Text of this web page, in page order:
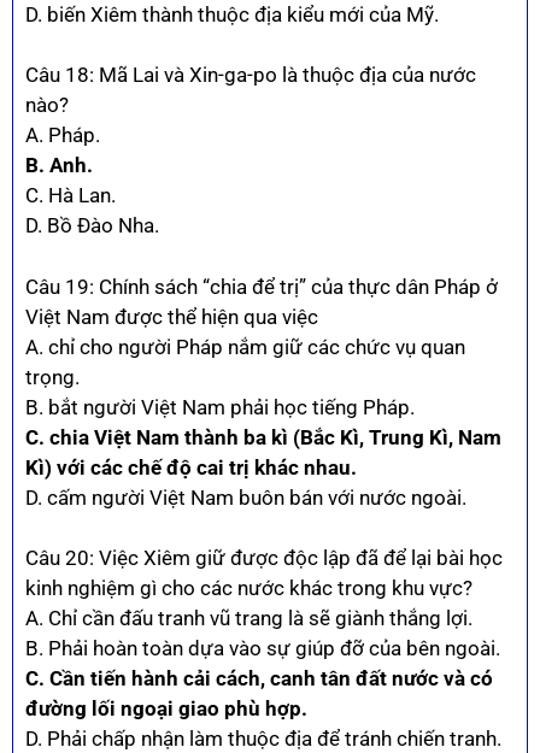
D. biến Xiêm thành thuộc địa kiểu mới của Mỹ.
Câu 18: Mã Lai và Xin-ga-po là thuộc địa của nước
nào?
A. Pháp.
B. Anh.
C. Hà Lan.
D. Bồ Đào Nha.
Câu 19: Chính sách “chia để trị” của thực dân Pháp ở
Việt Nam được thể hiện qua việc
A. chỉ cho người Pháp nắm giữ các chức vụ quan
trọng.
B. bắt người Việt Nam phải học tiếng Pháp.
C. chia Việt Nam thành ba kì (Bắc Kì, Trung Kì, Nam
Kì) với các chế độ cai trị khác nhau.
D. cấm người Việt Nam buôn bán với nước ngoài.
Câu 20: Việc Xiêm giữ được độc lập đã để lại bài học
kinh nghiệm gì cho các nước khác trong khu vực?
A. Chỉ cần đấu tranh vũ trang là sẽ giành thắng lợi.
B. Phải hoàn toàn dựa vào sự giúp đỡ của bên ngoài.
C. Cần tiến hành cải cách, canh tân đất nước và có
đường lối ngoại giao phù hợp.
D. Phải chấp nhận làm thuộc địa để tránh chiến tranh.